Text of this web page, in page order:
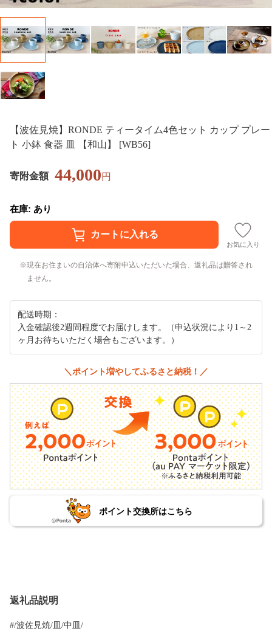
【波佐見焼】RONDE ティータイム4色セット カップ プレー
ト 小鉢 食器 皿 【和山】 [WB56]
寄附金額 44,000円
在庫: あり
お気に入り
現在お住まいの自治体へ寄附申込いただいた場合、返礼品は贈答され
ません。
配送時期：
入金確認後2週間程度でお届けします。（申込状況により1～2
ヶ月お待ちいただく場合もございます。）
＼ポイント増やしてふるさと納税！／
ポイント交換所はこちら
返礼品説明
#/波佐見焼/皿/中皿/